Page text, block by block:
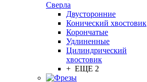
Сверла
Двусторонние
Конический хвостовик
Корончатые
Удлиненные
Цилиндрический
хвостовик
+ ЕЩЕ 2